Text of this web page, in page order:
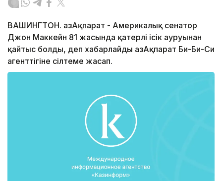
ВАШИНГТОН. ҚазАқпарат - Америкалық сенатор
Джон Маккейн 81 жасында қатерлі ісік ауруынан
қайтыс болды, деп хабарлайды ҚазАқпарат Би-Би-Си
агенттігіне сілтеме жасап.